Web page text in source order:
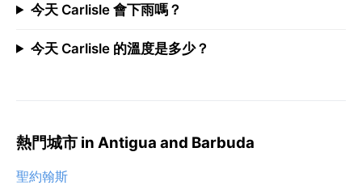
今天 Carlisle 會下雨嗎？
今天 Carlisle 的溫度是多少？
熱門城市 in Antigua and Barbuda
聖約翰斯